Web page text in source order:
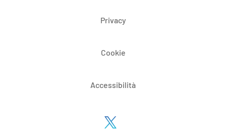
Privacy
Cookie
Accessibilità